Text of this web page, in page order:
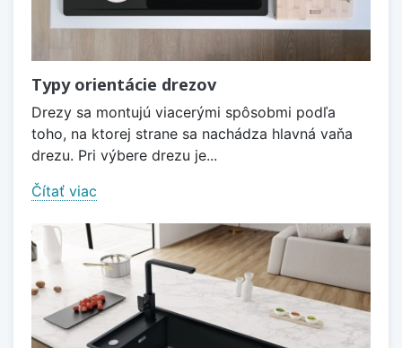
Typy orientácie drezov
Drezy sa montujú viacerými spôsobmi podľa
toho, na ktorej strane sa nachádza hlavná vaňa
drezu. Pri výbere drezu je...
Čítať viac